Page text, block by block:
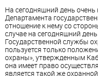
На сегодняшний день
Департамента
отношение к нему со
случае на сегодняшний
Государственной службы
пользуется только
охраны», утвержденным
она имеет право
является такой же